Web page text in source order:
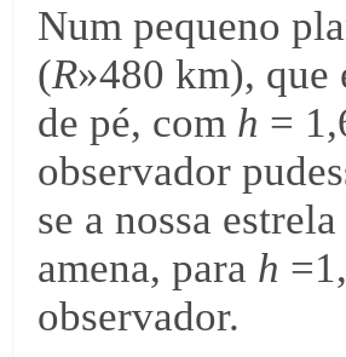
Num pequeno
(R»480 km), que
de pé, com h =
observador
se a nossa
amena, para h
observador.